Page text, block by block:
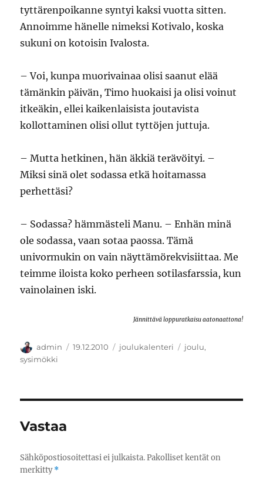
tyttärenpoikanne syntyi kaksi vuotta sitten.
Annoimme hänelle nimeksi Kotivalo, koska
sukuni on kotoisin Ivalosta.
– Voi, kunpa muorivainaa olisi saanut elää
tämänkin päivän, Timo huokaisi ja olisi voinut
itkeäkin, ellei kaikenlaisista joutavista
kollottaminen olisi ollut tyttöjen juttuja.
– Mutta hetkinen, hän äkkiä terävöityi. –
Miksi sinä olet sodassa etkä hoitamassa
perhettäsi?
– Sodassa? hämmästeli Manu. – Enhän minä
ole sodassa, vaan sotaa paossa. Tämä
univormukin on vain näyttämörekvisiittaa. Me
teimme iloista koko perheen sotilasfarssia, kun
vainolainen iski.
Jännittävä loppuratkaisu aatonaattona!
Kirjoittaja
admin Julkaistu
19.12.2010 Kategoriat
joulukalenteri Avainsanat
joulu,
sysimökki
Vastaa
Sähköpostiosoitettasi ei julkaista. Pakolliset kentät on
merkitty*